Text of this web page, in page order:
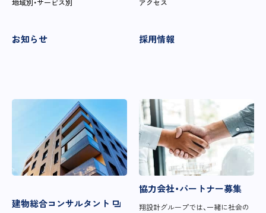
地域別・サービス別 アクセス
お知らせ 採用情報
建物総合コンサルタント
協力会社・パートナー募集
翔設計グループでは、一緒に社会の